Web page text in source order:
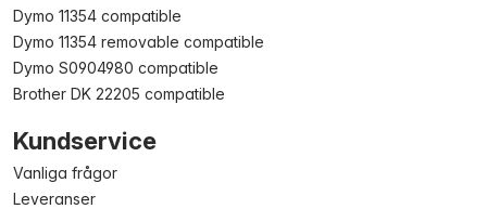
Dymo 11354 compatible
Dymo 11354 removable compatible
Dymo S0904980 compatible
Brother DK 22205 compatible
Kundservice
Vanliga frågor
Leveranser